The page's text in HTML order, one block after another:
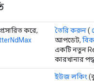
করে,
তৈরি করুন(
আপডেট,
একটি নতুন
কারখানার
ইউজ লকিং